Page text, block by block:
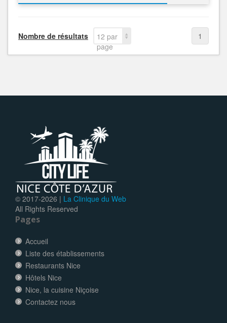
Nombre de résultats
12 par
page
1
© 2017-2026 | La Clinique du Web
All Rights Reserved
Pages
Accueil
Liste des établissements
Restaurants Nice
Hôtels Nice
Nice, la cuisine Niçoise
Contactez nous